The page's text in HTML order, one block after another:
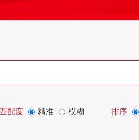
匹配度 精准 模糊 排序